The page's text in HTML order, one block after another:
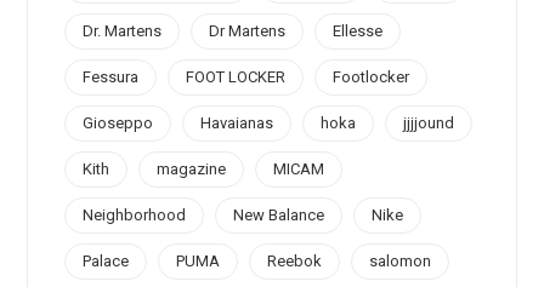
Dr. Martens Dr Martens Ellesse
Fessura FOOT LOCKER Footlocker
Gioseppo Havaianas hoka jjjjound
Kith magazine MICAM
Neighborhood New Balance Nike
Palace PUMA Reebok salomon